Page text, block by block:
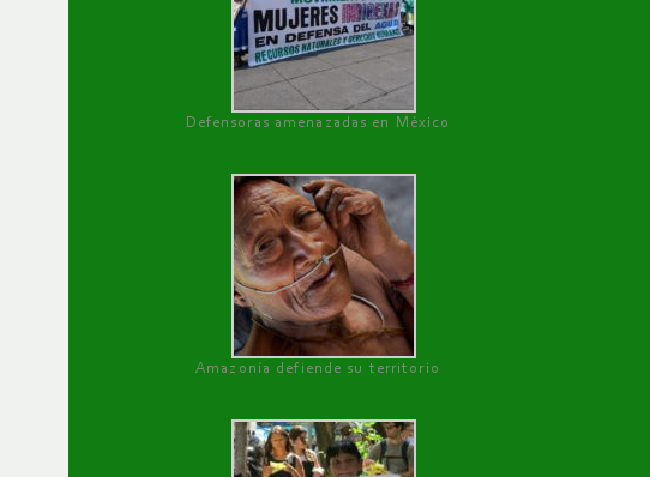
Defensoras amenazadas en México
Amazonía defiende su territorio